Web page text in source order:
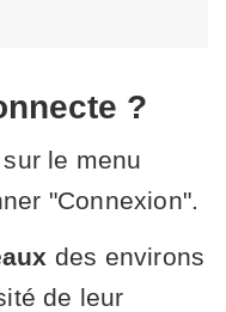
?
le menu
"Connexion".
des environs
de leur